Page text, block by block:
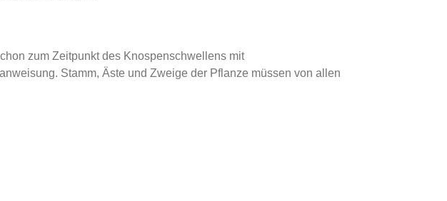
zum Zeitpunkt des Knospen­schwellens mit
Stamm, Äste und Zweige der Pflanze müssen von allen